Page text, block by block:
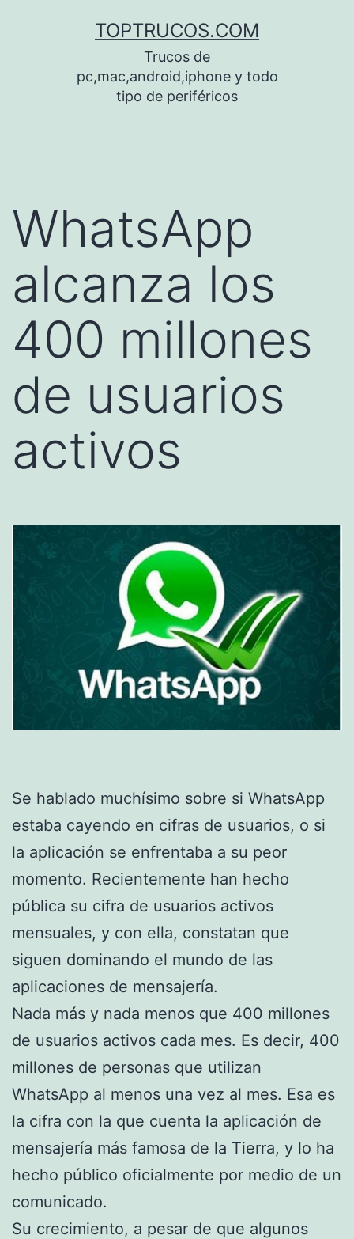
TOPTRUCOS.COM
Trucos de
pc,mac,android,iphone y todo
tipo de periféricos
WhatsApp
alcanza los
400 millones
de usuarios
activos
Se hablado muchísimo sobre si WhatsApp
estaba cayendo en cifras de usuarios, o si
la aplicación se enfrentaba a su peor
momento. Recientemente han hecho
pública su cifra de usuarios activos
mensuales, y con ella, constatan que
siguen dominando el mundo de las
aplicaciones de mensajería.
Nada más y nada menos que 400 millones
de usuarios activos cada mes. Es decir, 400
millones de personas que utilizan
WhatsApp al menos una vez al mes. Esa es
la cifra con la que cuenta la aplicación de
mensajería más famosa de la Tierra, y lo ha
hecho público oficialmente por medio de un
comunicado.
Su crecimiento, a pesar de que algunos